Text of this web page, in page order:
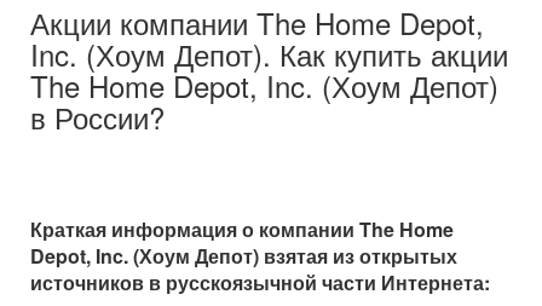
Акции компании The Home Depot,
Inc. (Хоум Депот). Как купить акции
The Home Depot, Inc. (Хоум Депот)
в России?
Краткая информация о компании The Home
Depot, Inc. (Хоум Депот) взятая из открытых
источников в русскоязычной части Интернета: